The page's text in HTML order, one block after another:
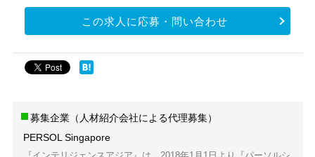
この求人に応募・問い合わせ
募集企業（人材紹介会社による代理募集）
PERSOL Singapore